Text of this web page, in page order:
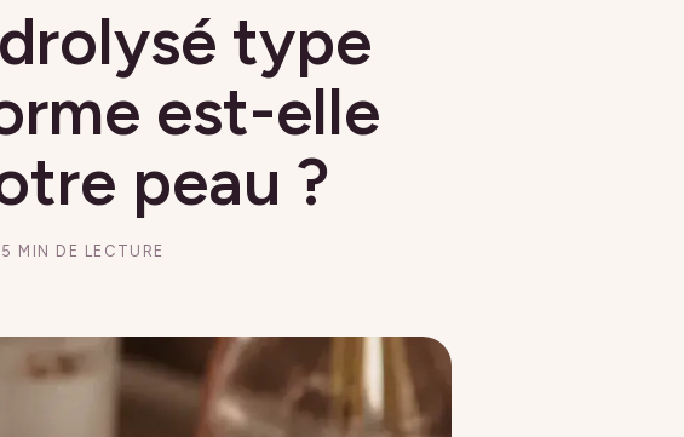
type
est-elle
peau ?
5 MIN DE LECTURE